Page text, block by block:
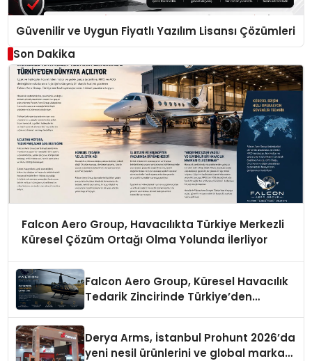
Güvenilir ve Uygun Fiyatlı Yazılım Lisansı Çözümleri
Son Dakika
Falcon Aero Group, Havacılıkta Türkiye Merkezli
Küresel Çözüm Ortağı Olma Yolunda İlerliyor
Falcon Aero Group, Küresel Havacılık
Tedarik Zincirinde Türkiye’den
Derya Arms, İstanbul Prohunt 2026’da
yeni nesil ürünlerini ve global marka